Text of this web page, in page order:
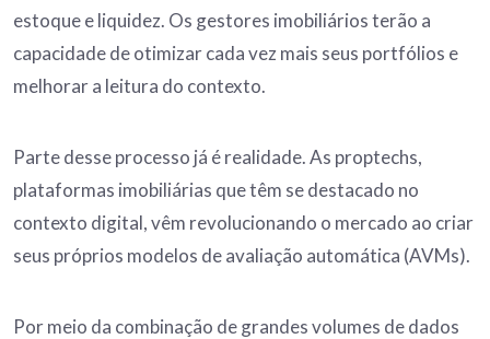
estoque e liquidez. Os gestores imobiliários terão a
capacidade de otimizar cada vez mais seus portfólios e
melhorar a leitura do contexto.
Parte desse processo já é realidade. As proptechs,
plataformas imobiliárias que têm se destacado no
contexto digital, vêm revolucionando o mercado ao criar
seus próprios modelos de avaliação automática (AVMs).
Por meio da combinação de grandes volumes de dados